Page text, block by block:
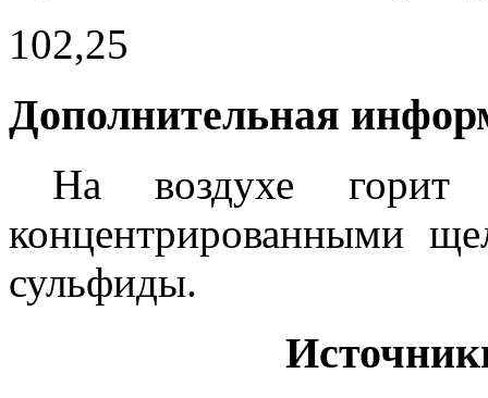
102,25
Дополнительная
На воздухе горит
концентрированными
сульфиды.